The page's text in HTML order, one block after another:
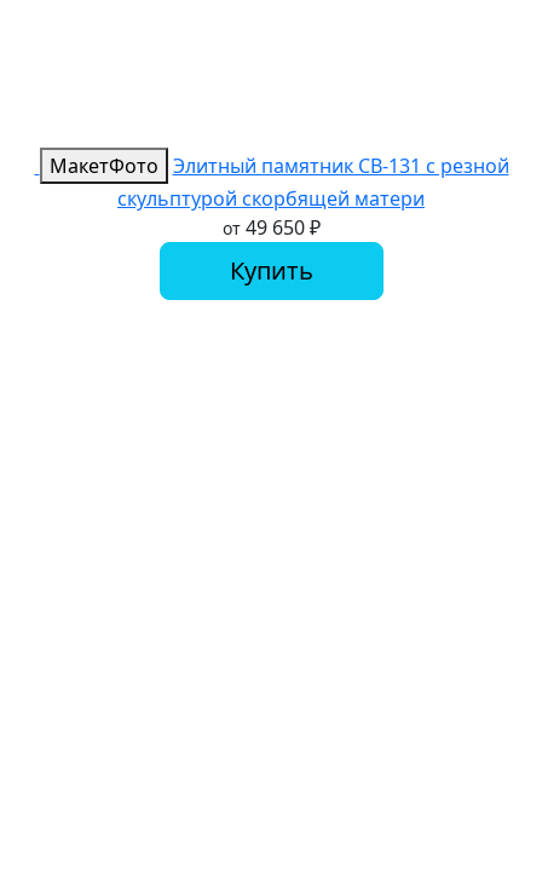
МакетФото Элитный памятник СВ-131 с резной
скульптурой скорбящей матери
от 49 650₽
Купить